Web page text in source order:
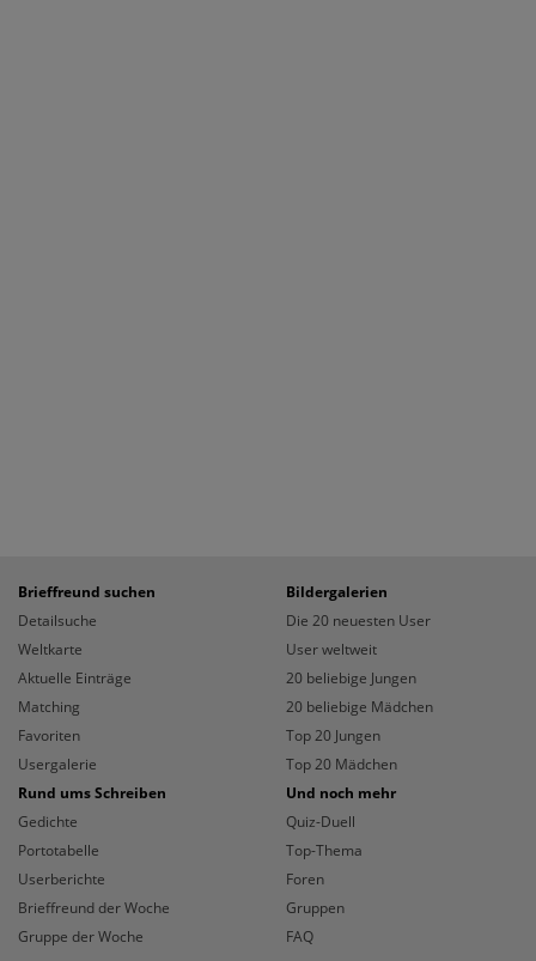
Brieffreund suchen
Detailsuche
Weltkarte
Aktuelle Einträge
Matching
Favoriten
Usergalerie
Bildergalerien
Die 20 neuesten User
User weltweit
20 beliebige Jungen
20 beliebige Mädchen
Top 20 Jungen
Top 20 Mädchen
Rund ums Schreiben
Gedichte
Portotabelle
Userberichte
Brieffreund der Woche
Gruppe der Woche
Und noch mehr
Quiz-Duell
Top-Thema
Foren
Gruppen
FAQ